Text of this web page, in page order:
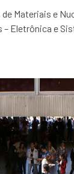
Materiais e
Eletrônica e